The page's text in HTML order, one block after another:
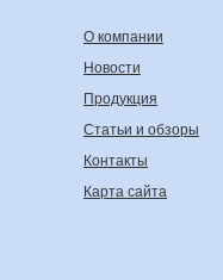
О компании
Новости
Продукция
Статьи и обзоры
Контакты
Карта сайта